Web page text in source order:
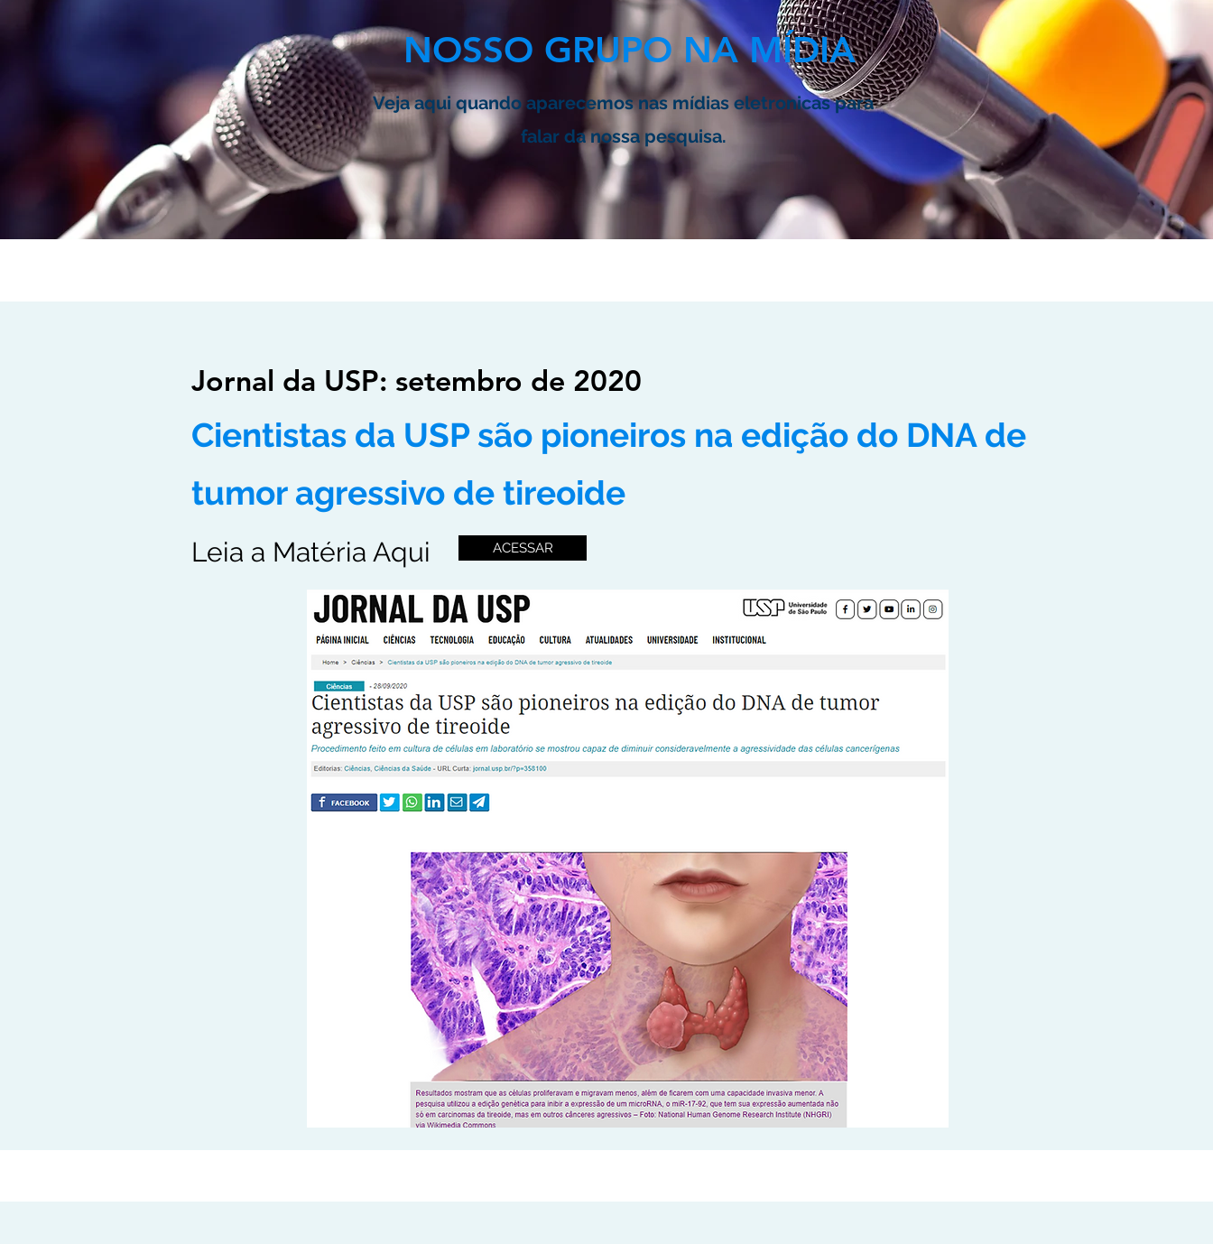
NOSSO GRUPO NA MÍDIA
Veja aqui quando aparecemos nas mídias eletronicas para
falar da nossa pesquisa.
Jornal da USP: setembro de 2020
Cientistas da USP são pioneiros na edição do DNA de
tumor agressivo de tireoide
Leia a Matéria Aqui ACESSAR